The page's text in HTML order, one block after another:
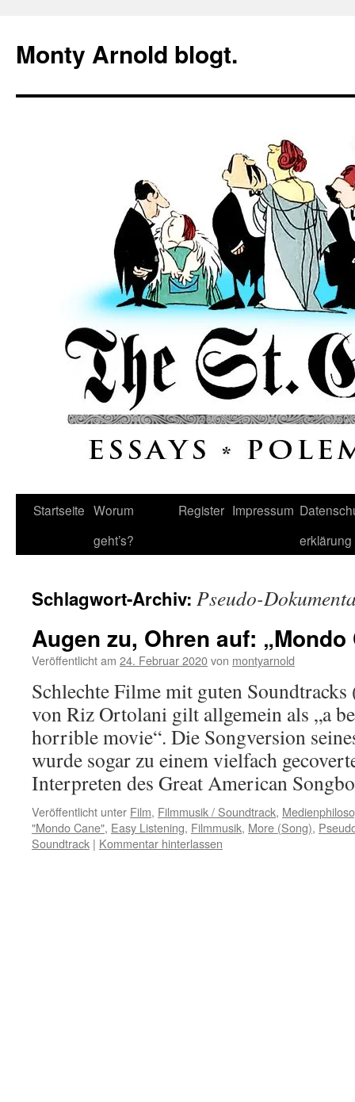
springen
Monty Arnold blogt.
Startseite Worum
geht’s?
Register Impressum
erklärung
Schlagwort-Archiv: Pseudo-
Augen zu, Ohren auf: „Mondo
Veröffentlicht am 24. Februar 2020von montyarnold
Schlechte Filme mit guten
von Riz Ortolani gilt allgemein als „a
horrible movie“. Die Songversion
wurde sogar zu einem vielfach
Interpreten des Great American
Veröffentlicht unter Film, Filmmusik / Soundtrack,
"Mondo Cane", Easy Listening, Filmmusik, More (Song),
Soundtrack | Kommentar hinterlassen